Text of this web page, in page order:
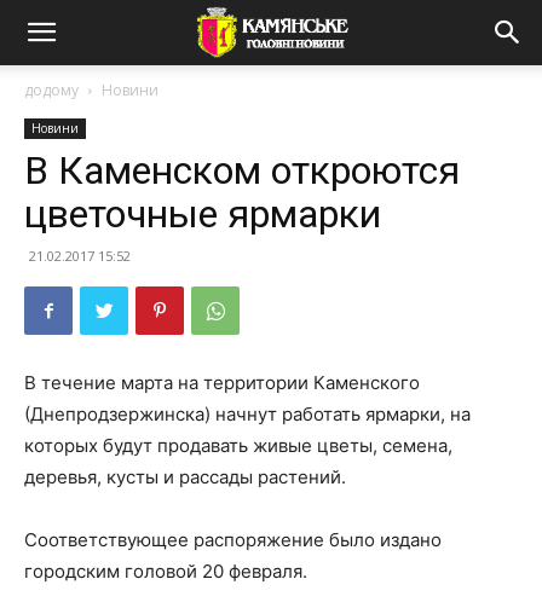
додому Новини
Новини
В Каменском откроются
цветочные ярмарки
21.02.2017 15:52
В течение марта на территории Каменского
(Днепродзержинска) начнут работать ярмарки, на
которых будут продавать живые цветы, семена,
деревья, кусты и рассады растений.
Соответствующее распоряжение было издано
городским головой 20 февраля.